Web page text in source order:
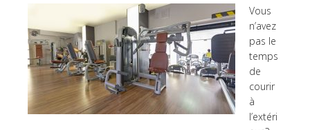
Vous
n’avez
pas le
temps
de
courir
à
l’extéri